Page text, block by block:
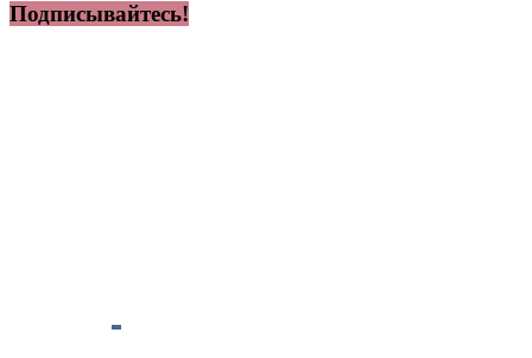
Подписывайтесь!